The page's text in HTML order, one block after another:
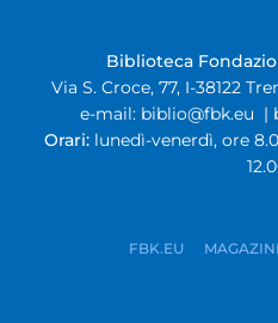
Biblioteca
Via S. Croce, 77, I-38122
e-mail: biblio@fbk.eu |
Orari: lunedì-venerdì, ore
FBK.EU